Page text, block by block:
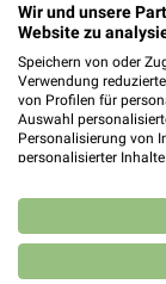
Wir und unsere
Website zu
Speichern von oder
Verwendung
von Profilen für
Auswahl
Personalisierung von
personalisierter
Kombinationen von
Verbesserung der
von Inhalten.
Daten können